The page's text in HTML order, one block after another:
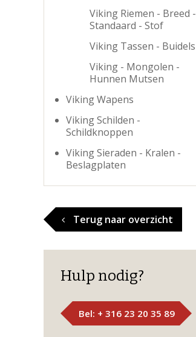
Viking Riemen - Breed -
Standaard - Stof
Viking Tassen - Buidels
Viking - Mongolen -
Hunnen Mutsen
Viking Wapens
Viking Schilden -
Schildknoppen
Viking Sieraden - Kralen -
Beslagplaten
Terug naar overzicht
Hulp nodig?
Bel: + 316 23 20 35 89